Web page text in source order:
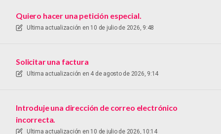
Quiero hacer una petición especial.
Ultima actualización en 10 de julio de 2026, 9:48
Solicitar una factura
Ultima actualización en 4 de agosto de 2026, 9:14
Introduje una dirección de correo electrónico
incorrecta.
Ultima actualización en 10 de julio de 2026, 10:14